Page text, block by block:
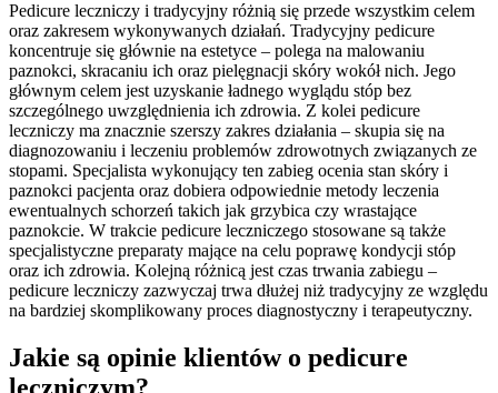
Pedicure leczniczy i tradycyjny różnią się przede wszystkim celem
oraz zakresem wykonywanych działań. Tradycyjny pedicure
koncentruje się głównie na estetyce – polega na malowaniu
paznokci, skracaniu ich oraz pielęgnacji skóry wokół nich. Jego
głównym celem jest uzyskanie ładnego wyglądu stóp bez
szczególnego uwzględnienia ich zdrowia. Z kolei pedicure
leczniczy ma znacznie szerszy zakres działania – skupia się na
diagnozowaniu i leczeniu problemów zdrowotnych związanych ze
stopami. Specjalista wykonujący ten zabieg ocenia stan skóry i
paznokci pacjenta oraz dobiera odpowiednie metody leczenia
ewentualnych schorzeń takich jak grzybica czy wrastające
paznokcie. W trakcie pedicure leczniczego stosowane są także
specjalistyczne preparaty mające na celu poprawę kondycji stóp
oraz ich zdrowia. Kolejną różnicą jest czas trwania zabiegu –
pedicure leczniczy zazwyczaj trwa dłużej niż tradycyjny ze względu
na bardziej skomplikowany proces diagnostyczny i terapeutyczny.
Jakie są opinie klientów o pedicure